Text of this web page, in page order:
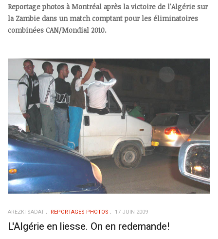
Reportage photos à Montréal après la victoire de l'Algérie sur
la Zambie dans un match comptant pour les éliminatoires
combinées CAN/Mondial 2010.
AREZKI SADAT REPORTAGES PHOTOS 17 JUIN 2009
L'Algérie en liesse. On en redemande!